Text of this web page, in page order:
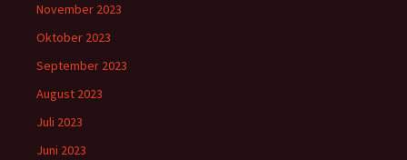
November 2023
Oktober 2023
September 2023
August 2023
Juli 2023
Juni 2023